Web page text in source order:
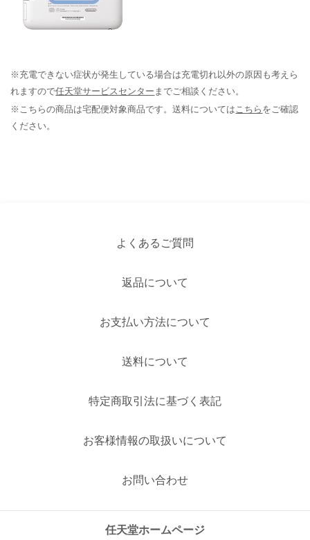
※充電できない症状が発生している場合は充電切れ以外の原因も考えら
れますので任天堂サービスセンター までご相談ください。
※こちらの商品は宅配便対象商品です。送料についてはこちら をご確認
ください。
よくあるご質問
返品について
お支払い方法について
送料について
特定商取引法に基づく表記
お客様情報の取扱いについて
お問い合わせ
任天堂ホームページ